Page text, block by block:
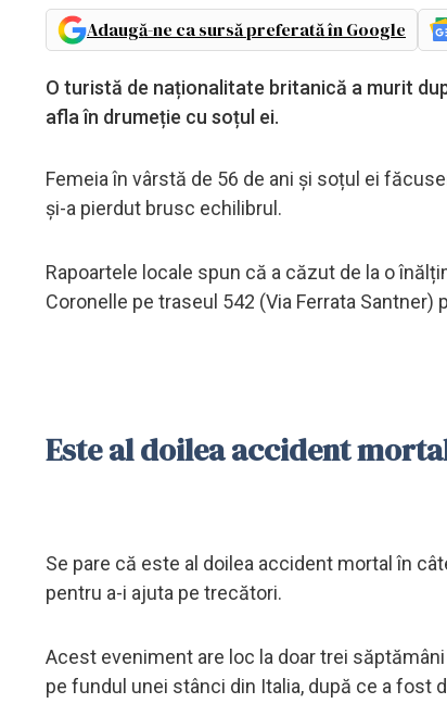
Adaugă-ne ca sursă preferată în Google
O turistă de naționalitate britanică a murit
afla în drumeție cu soțul ei.
Femeia în vârstă de 56 de ani și soțul ei
și-a pierdut brusc echilibrul.
Rapoartele locale spun că a căzut de la o
Coronelle pe traseul 542 (Via Ferrata
Este al doilea accident
Se pare că este al doilea accident mortal în
pentru a-i ajuta pe trecători.
Acest eveniment are loc la doar trei
pe fundul unei stânci din Italia, după ce a fost